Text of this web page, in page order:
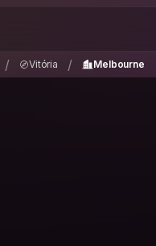
/ Vitória / Melbourne